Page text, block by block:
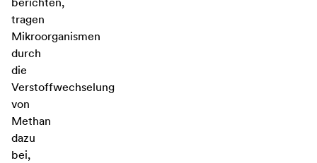
tragen
Mikroorganismen
durch
die
Verstoffwechselung
von
Methan
dazu
bei,